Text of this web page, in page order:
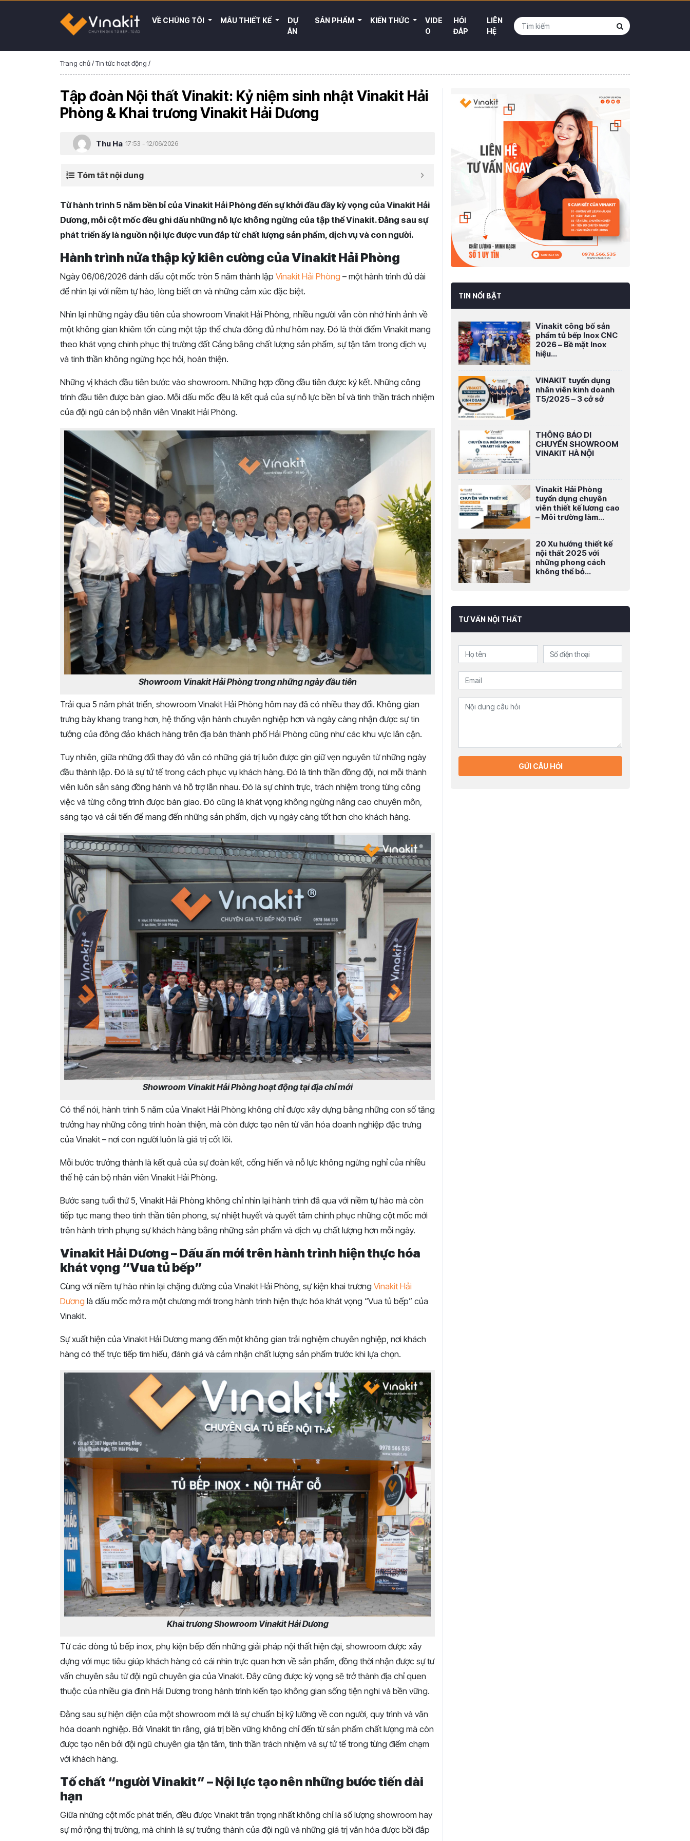
VỀ CHÚNG TÔI MẪU THIẾT KẾ
DỰ
ÁN
SẢN PHẨM KIẾN THỨC
VIDE
O
HỎI
ĐÁP
LIÊN
HỆ
Trang chủ/Tin tức hoạt động /
Tập đoàn Nội thất Vinakit: Kỷ niệm sinh nhật Vinakit Hải
Phòng & Khai trương Vinakit Hải Dương
Thu Ha 17:53 - 12/06/2026
Tóm tắt nội dung
Từ hành trình 5 năm bền bỉ của Vinakit Hải Phòng đến sự khởi đầu đầy kỳ vọng của Vinakit Hải
Dương, mỗi cột mốc đều ghi dấu những nỗ lực không ngừng của tập thể Vinakit. Đằng sau sự
phát triển ấy là nguồn nội lực được vun đắp từ chất lượng sản phẩm, dịch vụ và con người.
Hành trình nửa thập kỷ kiên cường của Vinakit Hải Phòng
Ngày 06/06/2026 đánh dấu cột mốc tròn 5 năm thành lập Vinakit Hải Phòng – một hành trình đủ dài
để nhìn lại với niềm tự hào, lòng biết ơn và những cảm xúc đặc biệt.
Nhìn lại những ngày đầu tiên của showroom Vinakit Hải Phòng, nhiều người vẫn còn nhớ hình ảnh về
một không gian khiêm tốn cùng một tập thể chưa đông đủ như hôm nay. Đó là thời điểm Vinakit mang
theo khát vọng chinh phục thị trường đất Cảng bằng chất lượng sản phẩm, sự tận tâm trong dịch vụ
và tinh thần không ngừng học hỏi, hoàn thiện.
Những vị khách đầu tiên bước vào showroom. Những hợp đồng đầu tiên được ký kết. Những công
trình đầu tiên được bàn giao. Mỗi dấu mốc đều là kết quả của sự nỗ lực bền bỉ và tinh thần trách nhiệm
của đội ngũ cán bộ nhân viên Vinakit Hải Phòng.
Showroom Vinakit Hải Phòng trong những ngày đầu tiên
Trải qua 5 năm phát triển, showroom Vinakit Hải Phòng hôm nay đã có nhiều thay đổi. Không gian
trưng bày khang trang hơn, hệ thống vận hành chuyên nghiệp hơn và ngày càng nhận được sự tin
tưởng của đông đảo khách hàng trên địa bàn thành phố Hải Phòng cũng như các khu vực lân cận.
Tuy nhiên, giữa những đổi thay đó vẫn có những giá trị luôn được gìn giữ vẹn nguyên từ những ngày
đầu thành lập. Đó là sự tử tế trong cách phục vụ khách hàng. Đó là tinh thần đồng đội, nơi mỗi thành
viên luôn sẵn sàng đồng hành và hỗ trợ lẫn nhau. Đó là sự chính trực, trách nhiệm trong từng công
việc và từng công trình được bàn giao. Đó cũng là khát vọng không ngừng nâng cao chuyên môn,
sáng tạo và cải tiến để mang đến những sản phẩm, dịch vụ ngày càng tốt hơn cho khách hàng.
Showroom Vinakit Hải Phòng hoạt động tại địa chỉ mới
Có thể nói, hành trình 5 năm của Vinakit Hải Phòng không chỉ được xây dựng bằng những con số tăng
trưởng hay những công trình hoàn thiện, mà còn được tạo nên từ văn hóa doanh nghiệp đặc trưng
của Vinakit – nơi con người luôn là giá trị cốt lõi.
Mỗi bước trưởng thành là kết quả của sự đoàn kết, cống hiến và nỗ lực không ngừng nghỉ của nhiều
thế hệ cán bộ nhân viên Vinakit Hải Phòng.
Bước sang tuổi thứ 5, Vinakit Hải Phòng không chỉ nhìn lại hành trình đã qua với niềm tự hào mà còn
tiếp tục mang theo tinh thần tiên phong, sự nhiệt huyết và quyết tâm chinh phục những cột mốc mới
trên hành trình phụng sự khách hàng bằng những sản phẩm và dịch vụ chất lượng hơn mỗi ngày.
Vinakit Hải Dương – Dấu ấn mới trên hành trình hiện thực hóa
khát vọng “Vua tủ bếp”
Cùng với niềm tự hào nhìn lại chặng đường của Vinakit Hải Phòng, sự kiện khai trương Vinakit Hải
Dương là dấu mốc mở ra một chương mới trong hành trình hiện thực hóa khát vọng “Vua tủ bếp” của
Vinakit.
Sự xuất hiện của Vinakit Hải Dương mang đến một không gian trải nghiệm chuyên nghiệp, nơi khách
hàng có thể trực tiếp tìm hiểu, đánh giá và cảm nhận chất lượng sản phẩm trước khi lựa chọn.
Khai trương Showroom Vinakit Hải Dương
Từ các dòng tủ bếp inox, phụ kiện bếp đến những giải pháp nội thất hiện đại, showroom được xây
dựng với mục tiêu giúp khách hàng có cái nhìn trực quan hơn về sản phẩm, đồng thời nhận được sự tư
vấn chuyên sâu từ đội ngũ chuyên gia của Vinakit. Đây cũng được kỳ vọng sẽ trở thành địa chỉ quen
thuộc của nhiều gia đình Hải Dương trong hành trình kiến tạo không gian sống tiện nghi và bền vững.
Đằng sau sự hiện diện của một showroom mới là sự chuẩn bị kỹ lưỡng về con người, quy trình và văn
hóa doanh nghiệp. Bởi Vinakit tin rằng, giá trị bền vững không chỉ đến từ sản phẩm chất lượng mà còn
được tạo nên bởi đội ngũ chuyên gia tận tâm, tinh thần trách nhiệm và sự tử tế trong từng điểm chạm
với khách hàng.
Tố chất “người Vinakit” – Nội lực tạo nên những bước tiến dài
hạn
Giữa những cột mốc phát triển, điều được Vinakit trân trọng nhất không chỉ là số lượng showroom hay
sự mở rộng thị trường, mà chính là sự trưởng thành của đội ngũ và những giá trị văn hóa được bồi đắp
TIN NỔI BẬT
Vinakit công bố sản
phẩm tủ bếp Inox CNC
2026 – Bề mặt Inox
hiệu...
VINAKIT tuyển dụng
nhân viên kinh doanh
T5/2025 – 3 cở sở
THÔNG BÁO DI
CHUYỂN SHOWROOM
VINAKIT HÀ NỘI
Vinakit Hải Phòng
tuyển dụng chuyên
viên thiết kế lương cao
– Môi trường làm...
20 Xu hướng thiết kế
nội thất 2025 với
những phong cách
không thể bỏ...
TƯ VẤN NỘI THẤT
GỬI CÂU HỎI